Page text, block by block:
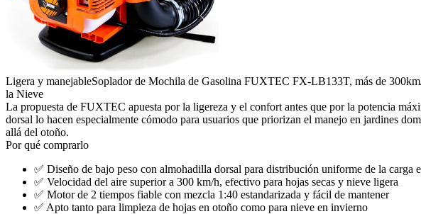
Ligera y manejableSoplador de Mochila de Gasolina FUXTEC FX-LB133T, más de
la Nieve
La propuesta de FUXTEC apuesta por la ligereza y el confort antes que por la potencia
dorsal lo hacen especialmente cómodo para usuarios que priorizan el manejo en jardines
allá del otoño.
Por qué comprarlo
✅ Diseño de bajo peso con almohadilla dorsal para distribución uniforme de la carga
✅ Velocidad del aire superior a 300 km/h, efectivo para hojas secas y nieve ligera
✅ Motor de 2 tiempos fiable con mezcla 1:40 estandarizada y fácil de mantener
✅ Apto tanto para limpieza de hojas en otoño como para nieve en invierno